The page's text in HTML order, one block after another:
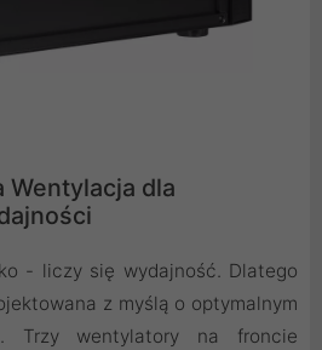
Wentylacja dla
- liczy się wydajność. Dlatego
z myślą o optymalnym
Trzy wentylatory na froncie